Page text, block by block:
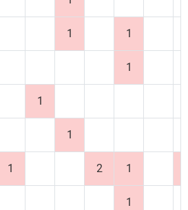
1 1
1
1
1
1 2 1
1